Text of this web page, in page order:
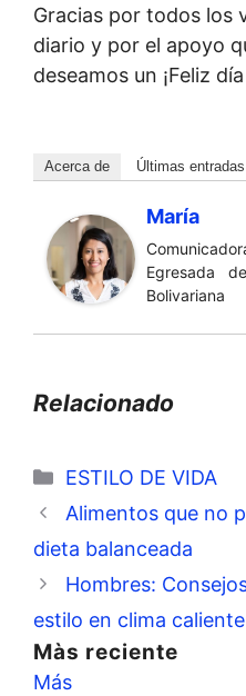
Gracias por todos los
diario y por el apoyo
deseamos un ¡Feliz
Acerca de Últimas entradas
María
Egresada
Bolivariana
Relacionado
Categorías
ESTILO DE VIDA
Alimentos que no
dieta balanceada
Hombres:
estilo en clima caliente
Màs reciente
Más